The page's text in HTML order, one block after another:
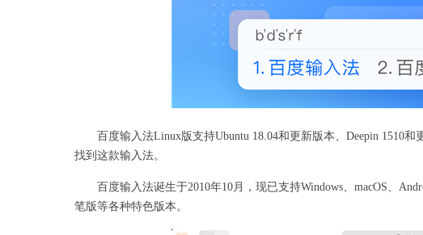
百度输入法Linux版支持Ubuntu 18.04和更新版本、Deepin 1510和
找到这款输入法。
百度输入法诞生于2010年10月，现已支持Windows、macOS、
笔版等各种特色版本。